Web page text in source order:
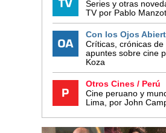
Series y otras
TV por Pablo
Con los Ojos
Críticas, crónicas de
apuntes sobre cine
Koza
Otros Cines / Perú
Cine peruano y
Lima, por John